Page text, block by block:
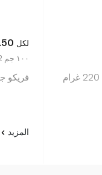
لكل
8.62 ١٠٠ جم
فريكو جبن
المزيد